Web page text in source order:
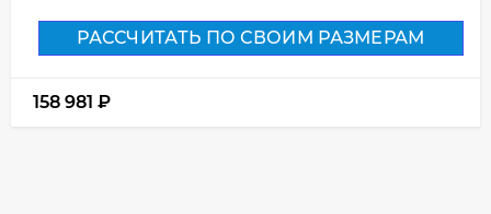
РАССЧИТАТЬ ПО СВОИМ РАЗМЕРАМ
158 981 ₽